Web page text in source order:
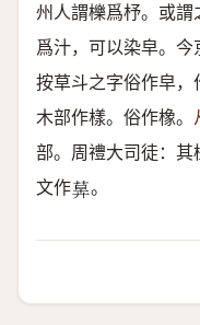
州人謂櫟爲杼。或
爲汁，可以染皁。今
按草斗之字俗作皁
木部作樣。俗作橡。
部。周禮大司徒：
文作𦳕 。